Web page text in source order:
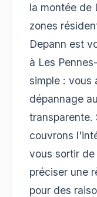
la montée de
zones
Depann est
à Les
simple : vous
dépannage
transparente.
couvrons
vous sortir
préciser une
pour des